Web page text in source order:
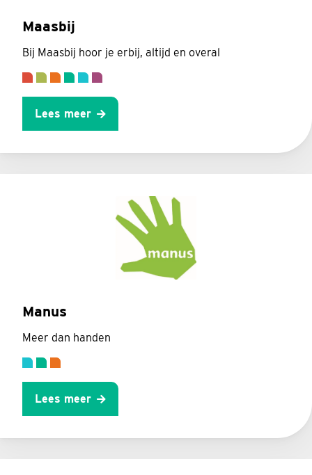
Maasbij
Bij Maasbij hoor je erbij, altijd en overal
Lees meer
Manus
Meer dan handen
Lees meer